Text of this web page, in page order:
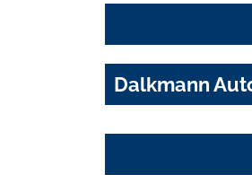
Dalkmann